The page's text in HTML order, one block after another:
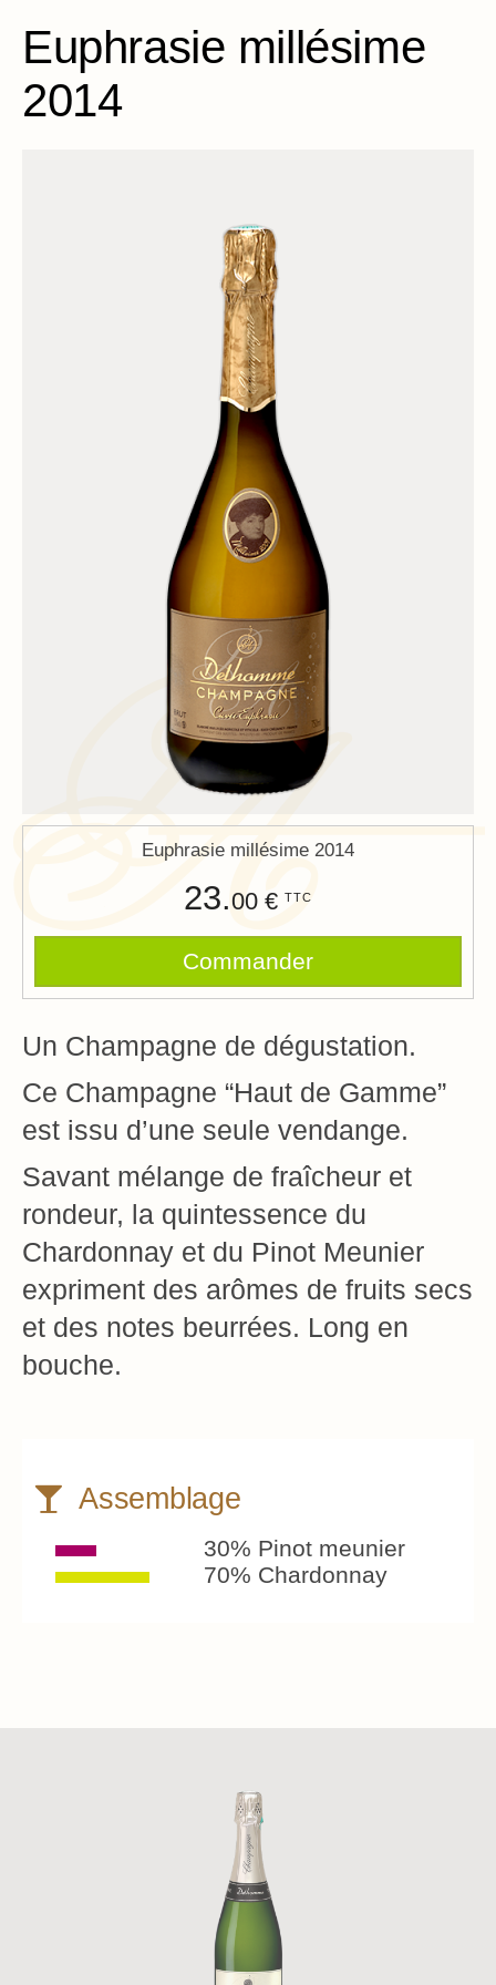
Euphrasie millésime
2014
Euphrasie millésime 2014
23.00 € TTC
Commander
Un Champagne de dégustation.
Ce Champagne “Haut de Gamme”
est issu d’une seule vendange.
Savant mélange de fraîcheur et
rondeur, la quintessence du
Chardonnay et du Pinot Meunier
expriment des arômes de fruits secs
et des notes beurrées. Long en
bouche.
Assemblage
30% Pinot meunier
70% Chardonnay